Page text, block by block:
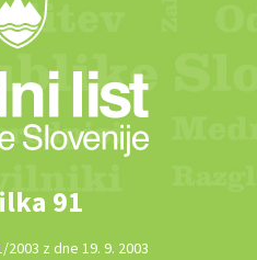
91
2003 z dne 19. 9. 2003